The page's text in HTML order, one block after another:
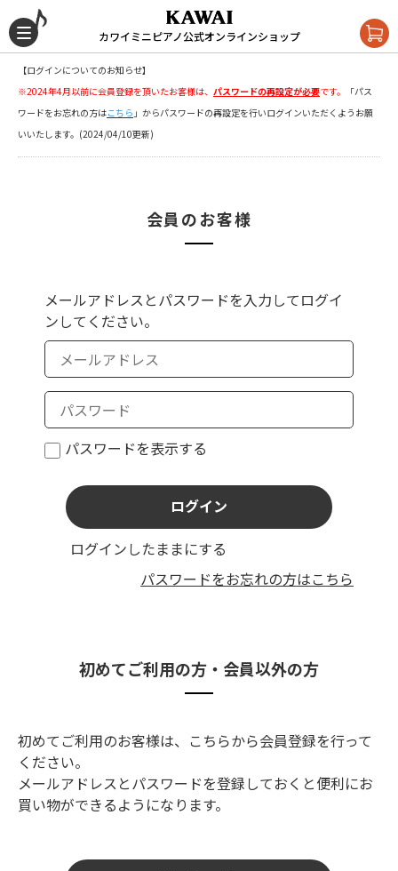
カワイミニピアノ公式オンラインショップ
【ログインについてのお知らせ】
※2024年4月以前に会員登録を頂いたお客様は、 パスワードの再設定が必要です。
「パス
ワードをお忘れの方はこちら 」 からパスワードの再設定を行いログインいただくようお願
いいたします。(2024/04/10更新)
会員のお客様
メールアドレスとパスワードを入力してログイ
ンしてください。
パスワードを表示する
ログインしたままにする
パスワードをお忘れの方はこちら
初めてご利用の方・会員以外の方
初めてご利用のお客様は、こちらから会員登録を行って
ください。
メールアドレスとパスワードを登録しておくと便利にお
買い物ができるようになります。